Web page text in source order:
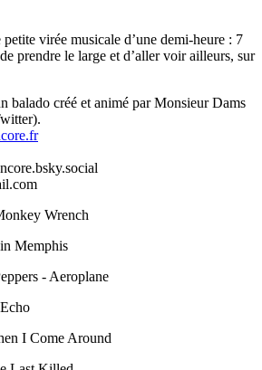
virée musicale d’une demi-heure : 7
prendre le large et d’aller voir ailleurs, sur
balado créé et animé par Monsieur Dams
Wrench
Memphis
- Aeroplane
I Come Around